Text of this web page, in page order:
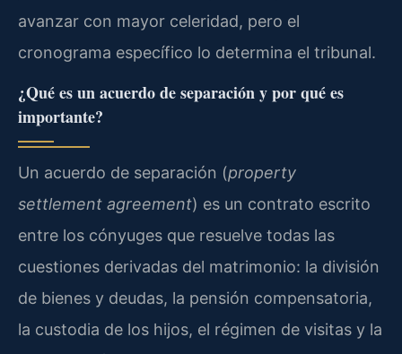
avanzar con mayor celeridad, pero el
cronograma específico lo determina el tribunal.
¿Qué es un acuerdo de separación y por qué es
importante?
Un acuerdo de separación (property
settlement agreement) es un contrato escrito
entre los cónyuges que resuelve todas las
cuestiones derivadas del matrimonio: la división
de bienes y deudas, la pensión compensatoria,
la custodia de los hijos, el régimen de visitas y la